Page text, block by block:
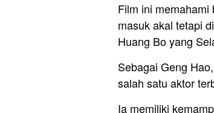
Film ini
masuk akal tetapi
Huang Bo yang
Sebagai Geng
salah satu aktor
Ia memiliki